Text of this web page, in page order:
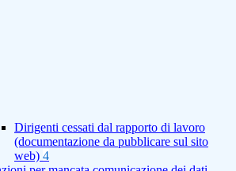
Dirigenti cessati dal rapporto di lavoro
(documentazione da pubblicare sul sito
web) 4